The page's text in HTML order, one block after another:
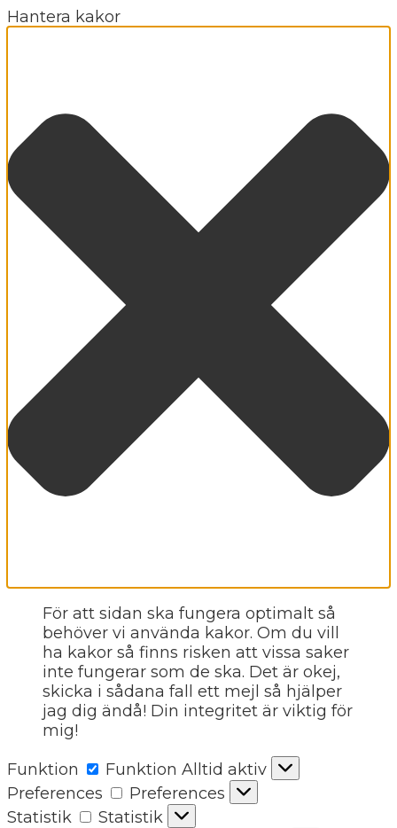
Hantera kakor
För att sidan ska fungera optimalt så
behöver vi använda kakor. Om du vill
ha kakor så finns risken att vissa saker
inte fungerar som de ska. Det är okej,
skicka i sådana fall ett mejl så hjälper
jag dig ändå! Din integritet är viktig för
mig!
Funktion
Funktion Alltid aktiv
Preferences
Preferences
Statistik
Statistik